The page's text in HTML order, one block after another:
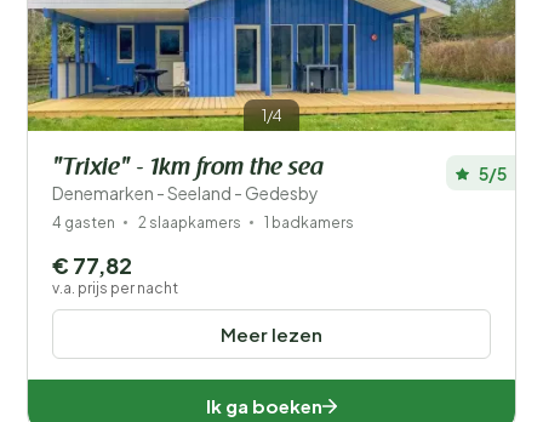
Prijs
Ligging
Kinderen
Type vakantiehuisje
Voorzieningen
Wellness
1/4
"Trixie" - 1km from the sea
Denemarken - Seeland - Gedesby
5/5
4 gasten 2 slaapkamers 1 badkamers
Meer lezen
€ 77,82
v.a. prijs per nacht
Ik ga boeken